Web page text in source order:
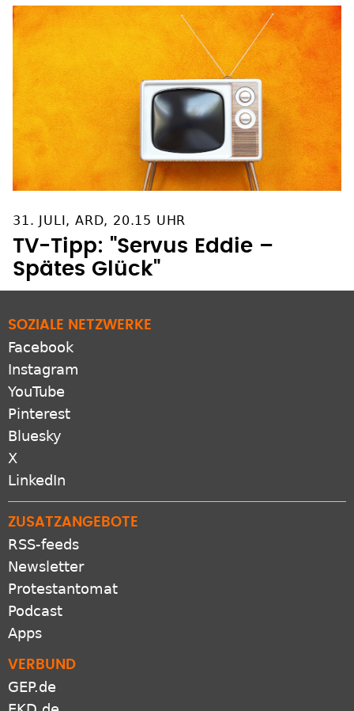
31. JULI, ARD, 20.15 UHR
TV-Tipp: "Servus Eddie –
Spätes Glück"
SOZIALE NETZWERKE
Facebook
Instagram
YouTube
Pinterest
Bluesky
X
LinkedIn
ZUSATZANGEBOTE
RSS-feeds
Newsletter
Protestantomat
Podcast
Apps
VERBUND
GEP.de